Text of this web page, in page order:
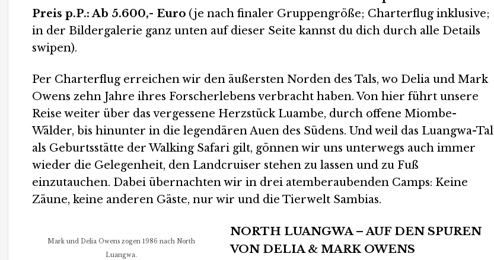
Preis p.P.: Ab 5.600,- Euro (je nach finaler Gruppengröße; Charterflug inklusive;
in der Bildergalerie ganz unten auf dieser Seite kannst du dich durch alle Details
swipen).
Per Charterflug erreichen wir den äußersten Norden des Tals, wo Delia und Mark
Owens zehn Jahre ihres Forscherlebens verbracht haben. Von hier führt unsere
Reise weiter über das vergessene Herzstück Luambe, durch offene Miombe-
Wälder, bis hinunter in die legendären Auen des Südens. Und weil das Luangwa-Tal
als Geburtsstätte der Walking Safari gilt, gönnen wir uns unterwegs auch immer
wieder die Gelegenheit, den Landcruiser stehen zu lassen und zu Fuß
einzutauchen. Dabei übernachten wir in drei atemberaubenden Camps: Keine
Zäune, keine anderen Gäste, nur wir und die Tierwelt Sambias.
Mark und Delia Owens zogen 1986 nach North
Luangwa.
NORTH LUANGWA – AUF DEN SPUREN
VON DELIA & MARK OWENS